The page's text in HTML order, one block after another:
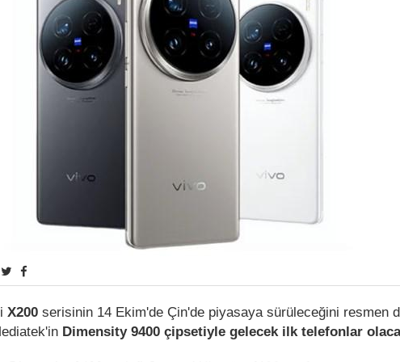
X200 serisinin 14 Ekim'de Çin'de piyasaya sürüleceğini resmen
Dimensity 9400 çipsetiyle gelecek ilk telefonlar